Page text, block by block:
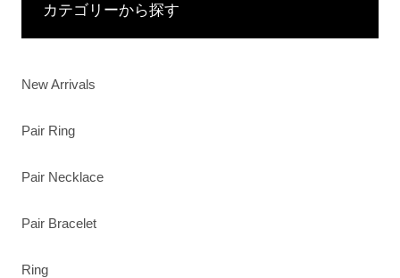
カテゴリーから探す
New Arrivals
Pair Ring
Pair Necklace
Pair Bracelet
Ring